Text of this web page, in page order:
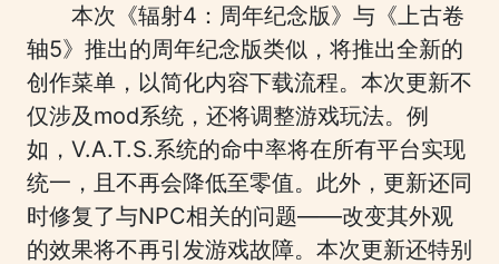
本次《辐射4：周年纪念版》与《上古卷
轴5》推出的周年纪念版类似，将推出全新的
创作菜单，以简化内容下载流程。本次更新不
仅涉及mod系统，还将调整游戏玩法。例
如，V.A.T.S.系统的命中率将在所有平台实现
统一，且不再会降低至零值。此外，更新还同
时修复了与NPC相关的问题——改变其外观
的效果将不再引发游戏故障。本次更新还特别